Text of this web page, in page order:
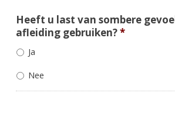
Heeft u last van sombere
afleiding gebruiken?*
Ja
Nee